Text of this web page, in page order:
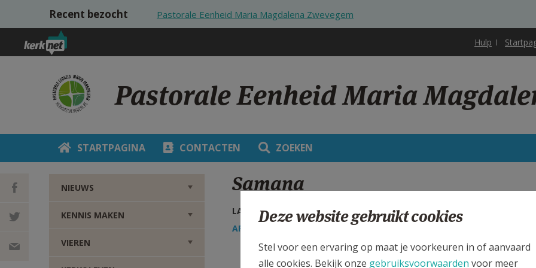
Overslaan en naar de inhoud gaan
Recent bezocht Pastorale Eenheid Maria Magdalena Zwevegem
Hulp
Pastorale Eenheid Maria
STARTPAGINA CONTACTEN ZOEKEN
DEEL OP
FACEBOOK
DEEL OP
NIEUWS
KENNIS MAKEN
VIEREN
Samana
LAATSTE AANPASSING OP WOENSDAG 25 JUNI 2025 - 9:10
AFDRUKKEN
Deze website gebruikt cookies
Stel voor een ervaring op maat je voorkeuren in of aanvaard
alle cookies. Bekijk onze gebruiksvoorwaarden voor meer